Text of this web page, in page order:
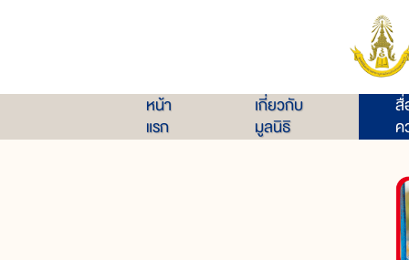
หน้า
แรก
เกี่ยวกับ
มูลนิธิ
สื่
ค